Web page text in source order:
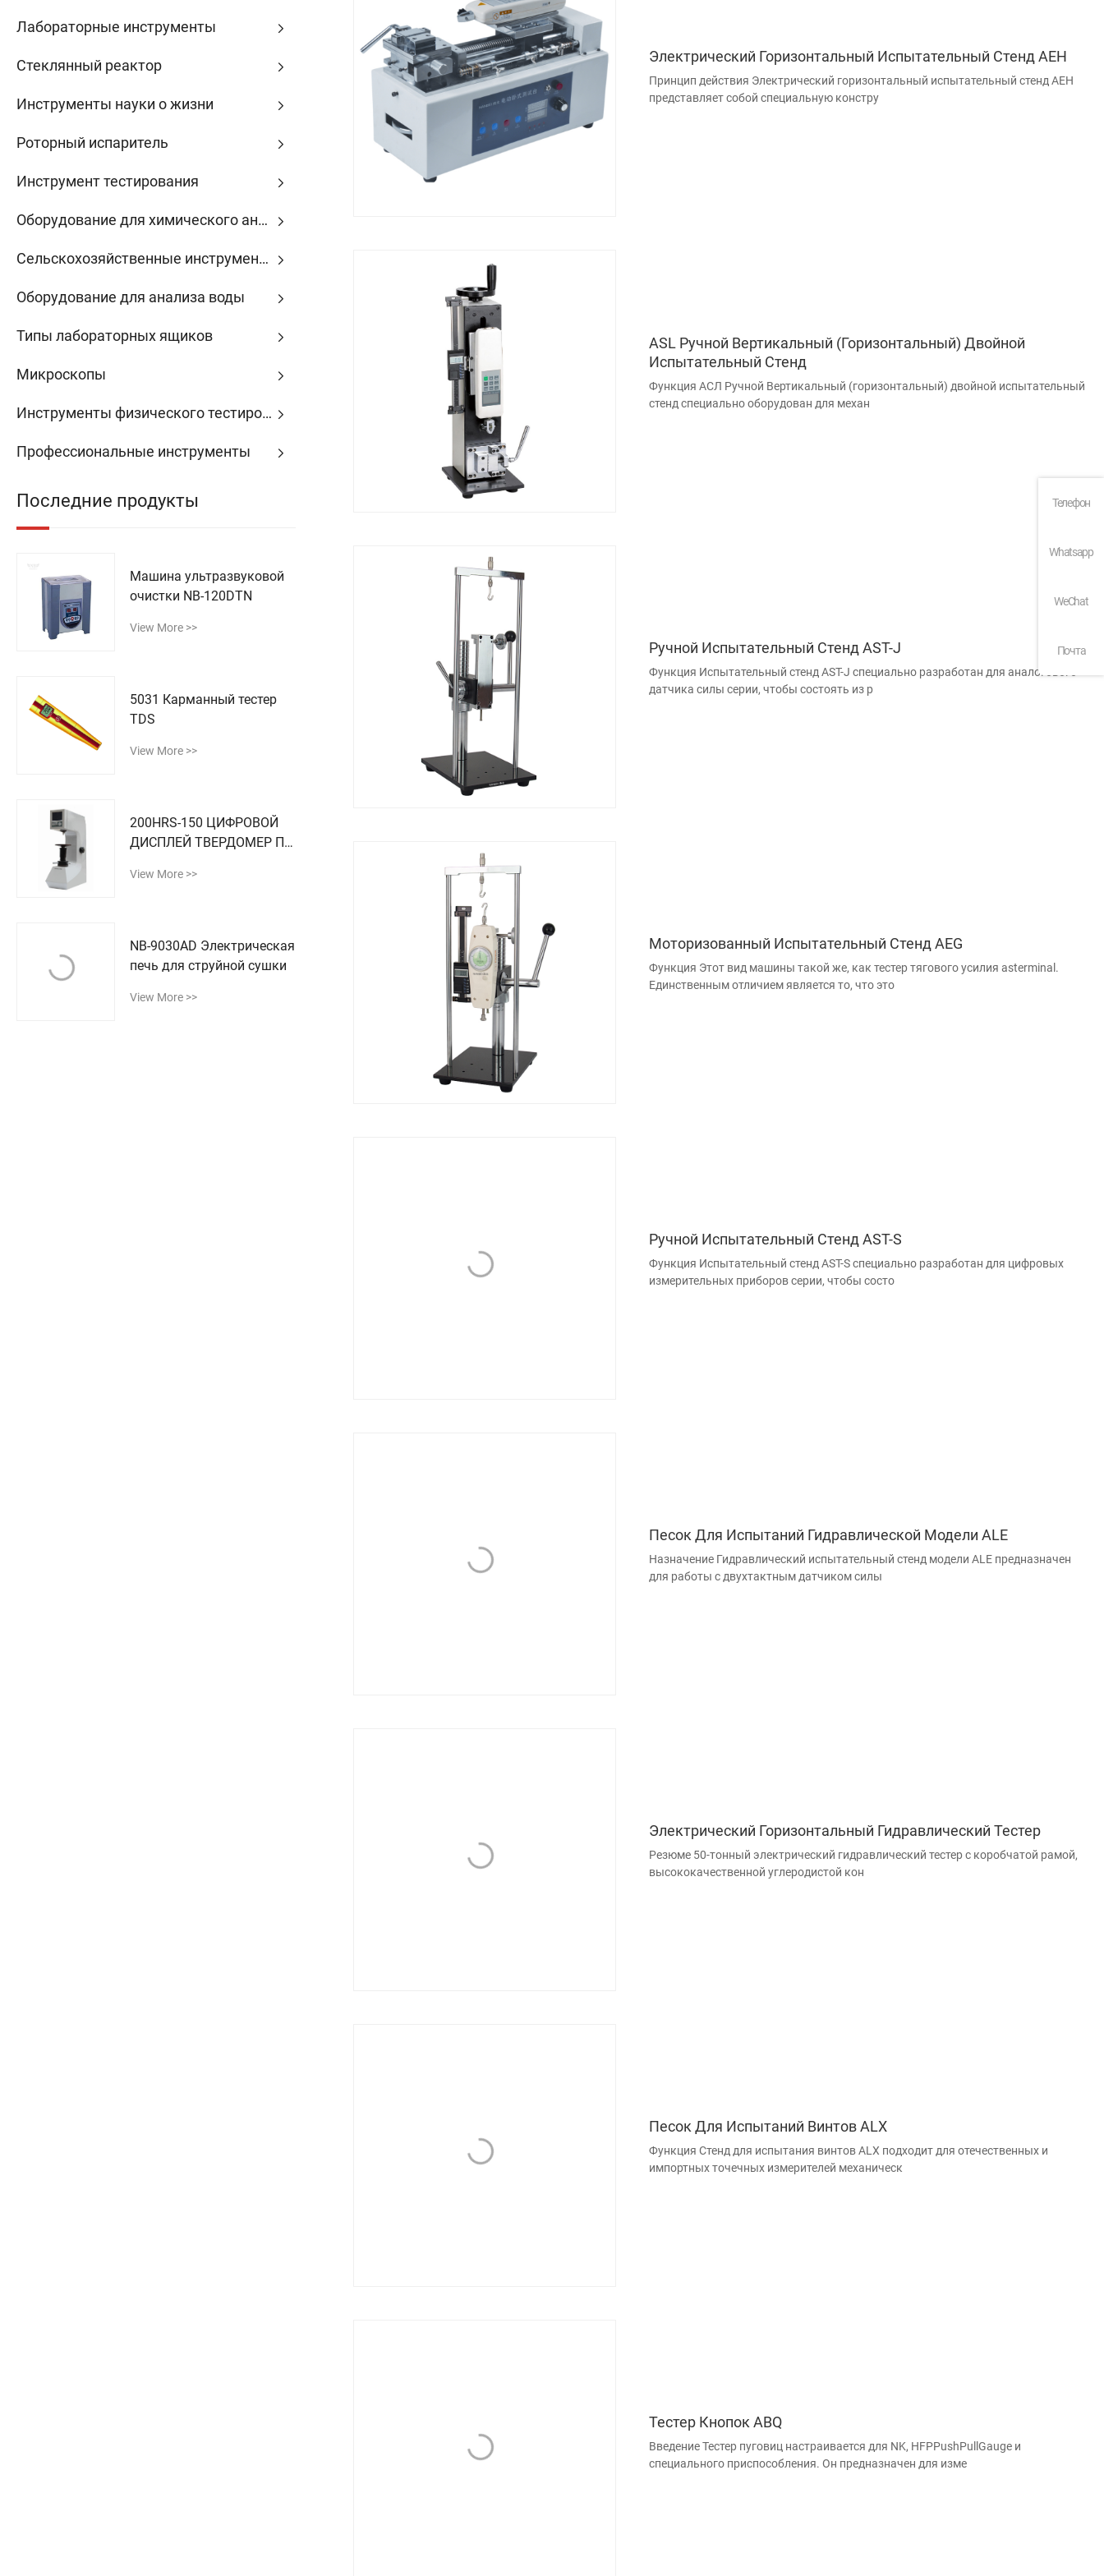
Лабораторные инструменты
Стеклянный реактор
Инструменты науки о жизни
Роторный испаритель
Инструмент тестирования
Оборудование для химического анализа
Сельскохозяйственные инструменты
Оборудование для анализа воды
Типы лабораторных ящиков
Микроскопы
Инструменты физического тестирования
Профессиональные инструменты
Последние продукты
Машина ультразвуковой
очистки NB-120DTN
View More >>
5031 Карманный тестер
TDS
View More >>
200HRS-150 ЦИФРОВОЙ
ДИСПЛЕЙ ТВЕРДОМЕР ПО
View More >>
NB-9030AD Электрическая
печь для струйной сушки
View More >>
Электрический Горизонтальный Испытательный Стенд AEH
Принцип действия Электрический горизонтальный испытательный стенд AEH
представляет собой специальную констру
ASL Ручной Вертикальный (горизонтальный) Двойной
Испытательный Стенд
Функция АСЛ Ручной Вертикальный (горизонтальный) двойной испытательный
стенд специально оборудован для механ
Ручной Испытательный Стенд AST-J
Функция Испытательный стенд AST-J специально разработан для аналогового
датчика силы серии, чтобы состоять из р
Моторизованный Испытательный Стенд AEG
Функция Этот вид машины такой же, как тестер тягового усилия asterminal.
Единственным отличием является то, что это
Ручной Испытательный Стенд AST-S
Функция Испытательный стенд AST-S специально разработан для цифровых
измерительных приборов серии, чтобы состо
Песок Для Испытаний Гидравлической Модели ALE
Назначение Гидравлический испытательный стенд модели ALE предназначен
для работы с двухтактным датчиком силы
Электрический Горизонтальный Гидравлический Тестер
Резюме 50-тонный электрический гидравлический тестер с коробчатой рамой,
высококачественной углеродистой кон
Песок Для Испытаний Винтов ALX
Функция Стенд для испытания винтов ALX подходит для отечественных и
импортных точечных измерителей механическ
Тестер Кнопок ABQ
Введение Тестер пуговиц настраивается для NK, HFPPushPullGauge и
специального приспособления. Он предназначен для изме
Телефон
Whatsapp
WeChat
Почта